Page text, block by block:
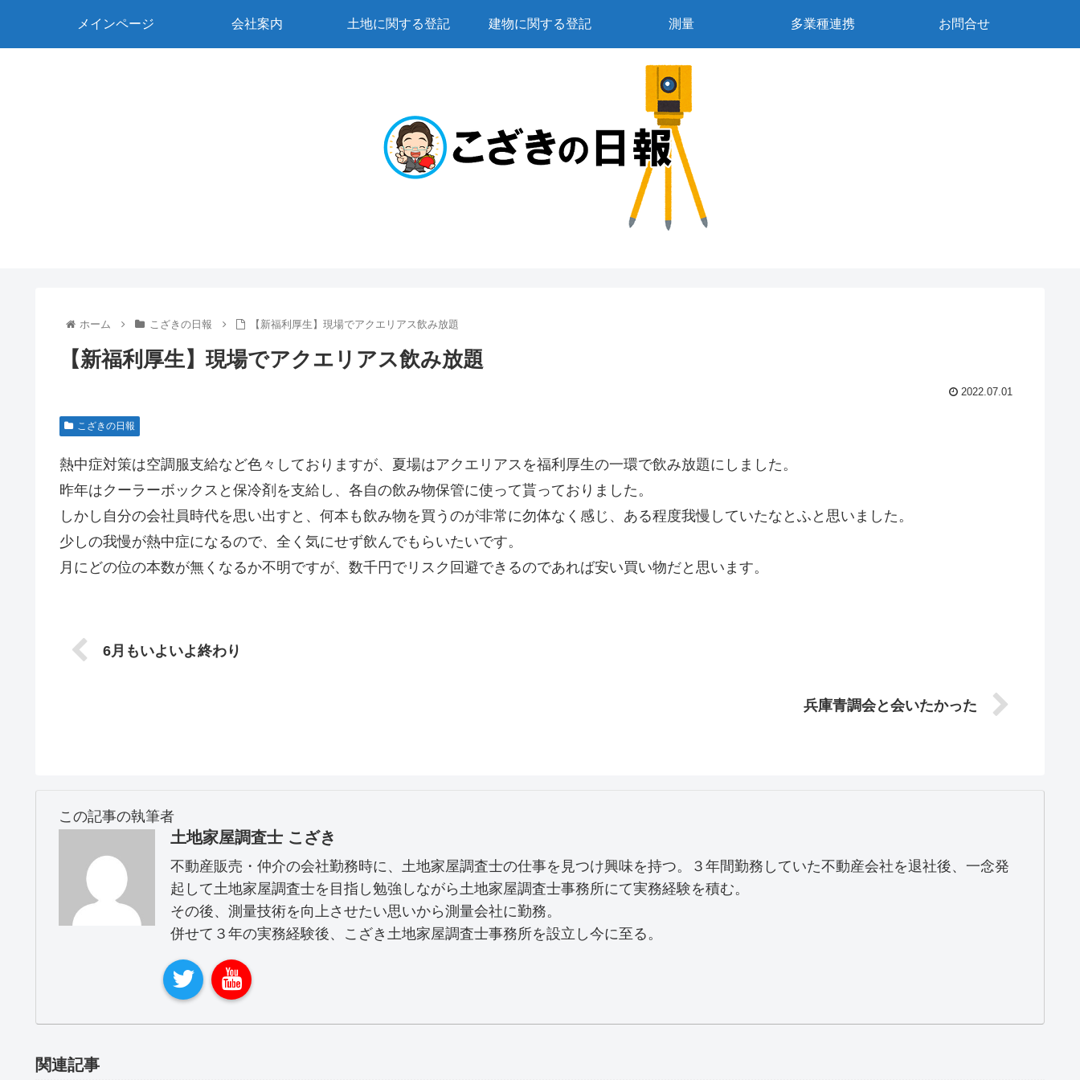
メインページ 会社案内 土地に関する登記 建物に関する登記 測量 多業種連携 お問合せ
ホーム こざきの日報 【新福利厚生】現場でアクエリアス飲み放題
【新福利厚生】現場でアクエリアス飲み放題
2022.07.01
こざきの日報
熱中症対策は空調服支給など色々しておりますが、夏場はアクエリアスを福利厚生の一環で飲み放題にしました。
昨年はクーラーボックスと保冷剤を支給し、各自の飲み物保管に使って貰っておりました。
しかし自分の会社員時代を思い出すと、何本も飲み物を買うのが非常に勿体なく感じ、ある程度我慢していたなとふと思いました。
少しの我慢が熱中症になるので、全く気にせず飲んでもらいたいです。
月にどの位の本数が無くなるか不明ですが、数千円でリスク回避できるのであれば安い買い物だと思います。
6月もいよいよ終わり
兵庫青調会と会いたかった
この記事の執筆者
土地家屋調査士 こざき
不動産販売・仲介の会社勤務時に、土地家屋調査士の仕事を見つけ興味を持つ。３年間勤務していた不動産会社を退社後、一念発
起して土地家屋調査士を目指し勉強しながら土地家屋調査士事務所にて実務経験を積む。
その後、測量技術を向上させたい思いから測量会社に勤務。
併せて３年の実務経験後、こざき土地家屋調査士事務所を設立し今に至る。
関連記事